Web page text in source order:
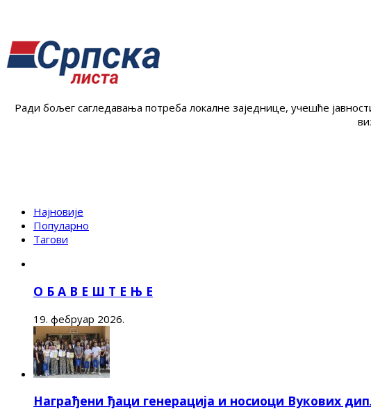
Ради бољег сагледавања потреба локалне заједнице, учешће
Најновије
Популарно
Тагови
О Б А В Е Ш Т Е Њ Е
19. фебруар 2026.
Награђени ђаци генерација и носиоци Вукових